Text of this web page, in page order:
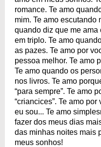
romance. Te amo
mim. Te amo escutando
quando diz que me ama
em triplo. Te amo
as pazes. Te amo por
pessoa melhor. Te amo
Te amo quando os
nos livros. Te amo
“para sempre”. Te amo
“criancices”. Te amo
eu sou... Te amo
fazer dos meus dias
das minhas noites mais
meus sonhos!